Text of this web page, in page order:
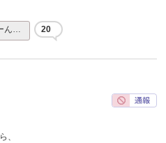
ん… 20
、